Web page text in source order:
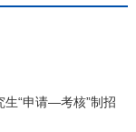
生“申请—考核”制招